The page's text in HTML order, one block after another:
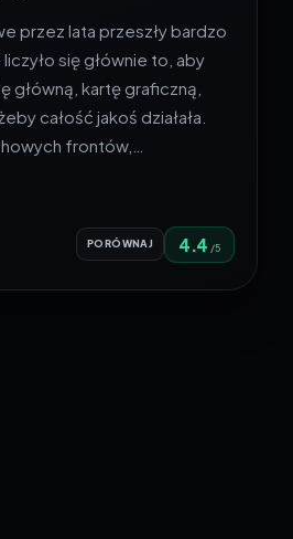
przez lata przeszły bardzo
się głównie to, aby
główną, kartę graficzną,
całość jakoś działała.
frontów,…
PORÓWNAJ 4.4 /5